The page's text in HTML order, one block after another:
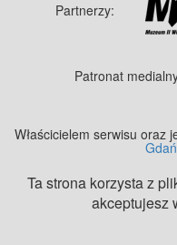
Partnerzy:
Patronat
Właścicielem serwisu oraz
Ta strona korzysta z
akceptujesz